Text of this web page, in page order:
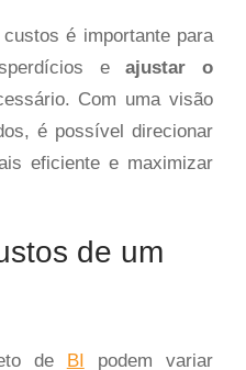
é importante para
eajustar o
Com uma visão
é possível direcionar
eficiente e maximizar
de um
de BI podem variar